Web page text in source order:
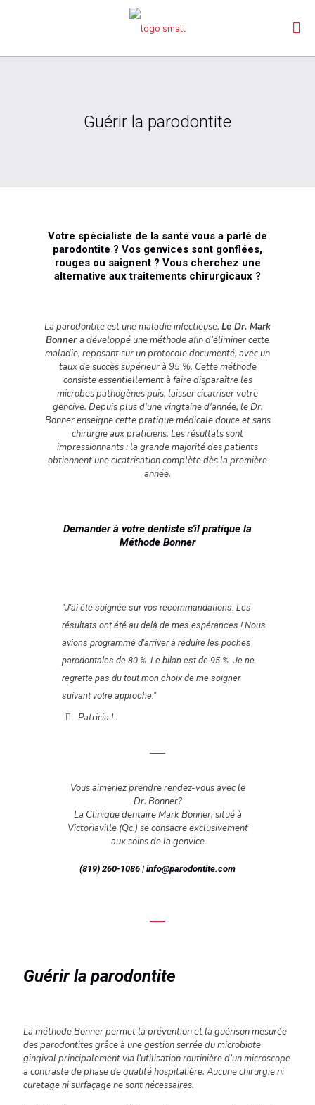
Guérir la parodontite
Votre spécialiste de la santé vous a parlé de
parodontite ? Vos genvices sont gonflées,
rouges ou saignent ? Vous cherchez une
alternative aux traitements chirurgicaux ?
La parodontite est une maladie infectieuse. Le Dr. Mark
Bonnera développé une méthode afin d’éliminer cette
maladie, reposant sur un protocole documenté, avec un
taux de succès supérieur à 95 %. Cette méthode
consiste essentiellement à faire disparaître les
microbes pathogènes puis, laisser cicatriser votre
gencive. Depuis plus d'une vingtaine d'année, le Dr.
Bonner enseigne cette pratique médicale douce et sans
chirurgie aux praticiens. Les résultats sont
impressionnants : la grande majorité des patients
obtiennent une cicatrisation complète dès la première
année.
Demander à votre dentiste s'il pratique la
Méthode Bonner
"J'ai été soignée sur vos recommandations. Les
résultats ont été au delà de mes espérances ! Nous
avions programmé d'arriver à réduire les poches
parodontales de 80 %. Le bilan est de 95 %. Je ne
regrette pas du tout mon choix de me soigner
suivant votre approche."
Patricia L.
Vous aimeriez prendre rendez-vous avec le
Dr. Bonner?
La Clinique dentaire Mark Bonner, situé à
Victoriaville (Qc.) se consacre exclusivement
aux soins de la genvice
(819) 260-1086 | info@parodontite.com
Guérir la parodontite
La méthode Bonner permet la prévention et la guérison mesurée
des parodontites grâce à une gestion serrée du microbiote
gingival principalement via l’utilisation routinière d’un microscope
a contraste de phase de qualité hospitalière. Aucune chirurgie ni
curetage ni surfaçage ne sont nécessaires.